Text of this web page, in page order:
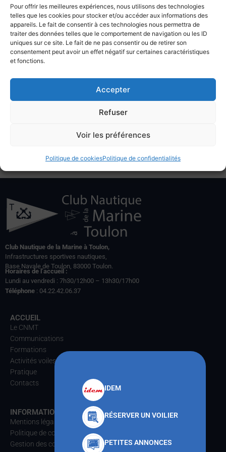
Pour offrir les meilleures expériences, nous utilisons des technologies
telles que les cookies pour stocker et/ou accéder aux informations des
appareils. Le fait de consentir à ces technologies nous permettra de
traiter des données telles que le comportement de navigation ou les ID
uniques sur ce site. Le fait de ne pas consentir ou de retirer son
consentement peut avoir un effet négatif sur certaines caractéristiques
et fonctions.
Accepter
Refuser
Voir les préférences
Politique de cookiesPolitique de confidentialités
Département du Var, la Région Sud et la Marine
Nationale. Nous avons eu le plaisir d’y accueillir notre
parrain de l’édition 2026, Philippe HARTZ, et Armel Le
Cléac’h, skipper du trimaran ULTIM « Banque Populaire
XI » qui a parcouru la grande rade de Toulon avec 2
Plus de 180 bénévoles ont contribué à sa réussite que
ce soit du côté « Terre » que du côté « Mer ». Nous les
remercions pour leur investissement, leur patience et
leur adaptation vis-à-vis de l’organisation de nouvelles
l’équipe de permanents du Club, qui ont répondu
soutien aux différentes activités de cet événement …
IDEM
RÉSERVER UN VOILIER
PETITES ANNONCES
Club Nautique de la Marine à Toulon,
Infrastructures sportives nautiques,
Base Navale de Toulon, 83000 Toulon.
Horaires de l’accueil :
Lundi au vendredi : 7h30/12h00 – 13h30/17h00
Téléphone : 04.22.42.06.37
ACCUEIL
Le CNMT
Communications
Formations
Activités voiles
Pratique
Contacts
INFORMATIONS
Mentions légales
Politique de confidentialités
Gestion des cookies